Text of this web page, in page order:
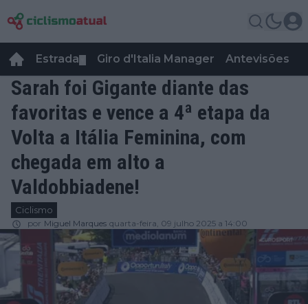
Estrada Giro d'Italia Manager Antevisões
Sarah foi Gigante diante das
favoritas e vence a 4ª etapa da
Volta a Itália Feminina, com
chegada em alto a
Valdobbiadene!
Ciclismo
por Miguel Marques quarta-feira, 09 julho 2025 a 14:00